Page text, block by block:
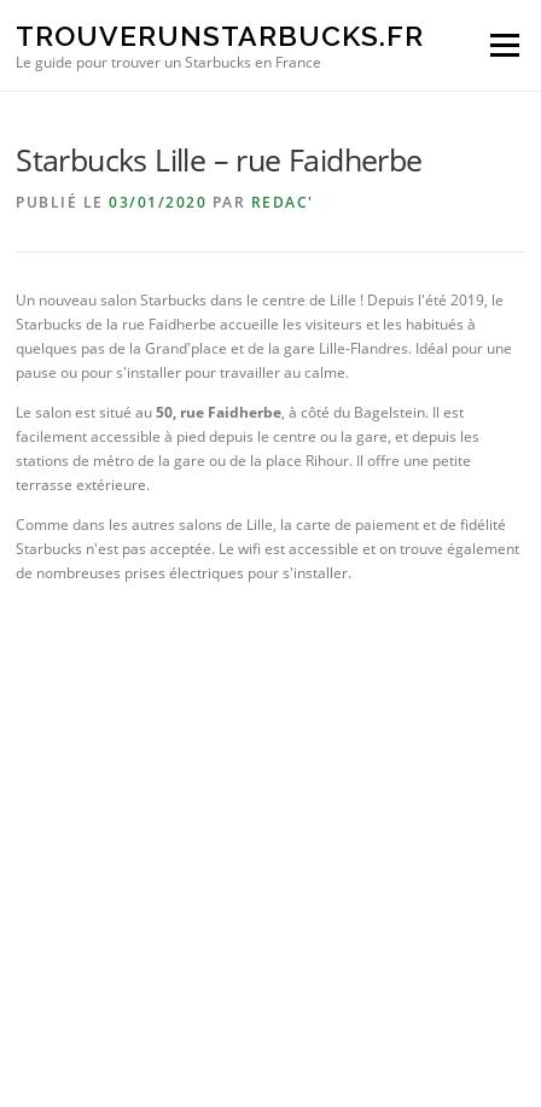
TROUVERUNSTARBUCKS.FR
Le guide pour trouver un Starbucks en France
Menu
Starbucks Lille – rue Faidherbe
PUBLIÉ LE03/01/2020 PAR REDAC'
Un nouveau salon Starbucks dans le centre de Lille ! Depuis l'été 2019, le
Starbucks de la rue Faidherbe accueille les visiteurs et les habitués à
quelques pas de la Grand'place et de la gare Lille-Flandres. Idéal pour une
pause ou pour s'installer pour travailler au calme.
Le salon est situé au50, rue Faidherbe, à côté du Bagelstein. Il est
facilement accessible à pied depuis le centre ou la gare, et depuis les
stations de métro de la gare ou de la place Rihour. Il offre une petite
terrasse extérieure.
Comme dans les autres salons de Lille, la carte de paiement et de fidélité
Starbucks n'est pas acceptée. Le wifi est accessible et on trouve également
de nombreuses prises électriques pour s'installer.